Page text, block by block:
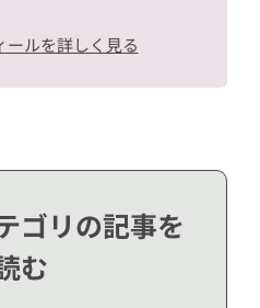
ールを詳しく見る
ゴリの記事を
む